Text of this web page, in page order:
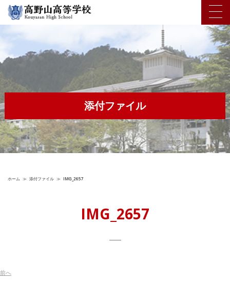
添付ファイル
ホーム ≫ 添付ファイル ≫ IMG_2657
IMG_2657
前へ